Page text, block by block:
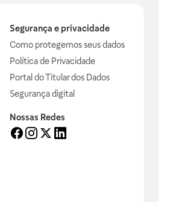
Segurança e privacidade
Como protegemos seus dados
Política de Privacidade
Portal do Titular dos Dados
Segurança digital
Nossas Redes